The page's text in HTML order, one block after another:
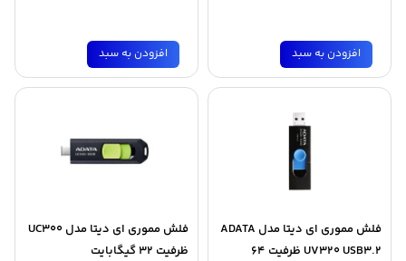
افزودن به سبد افزودن به سبد
فلش مموری ای دیتا مدل ADATA
UV320 USB3.2 ظرفیت 64
فلش مموری ای دیتا مدل UC300
ظرفیت 32 گیگابایت